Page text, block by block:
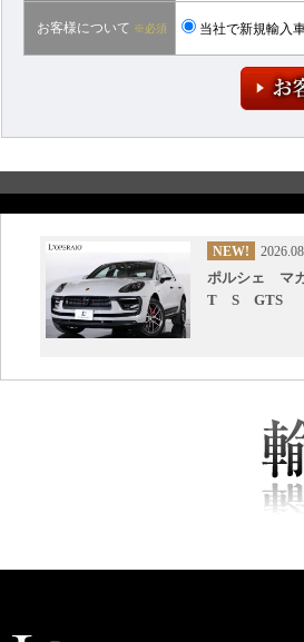
お客様について ※必須 当社で新規輸入
NEW!
ポルシェ マ
T S GTS